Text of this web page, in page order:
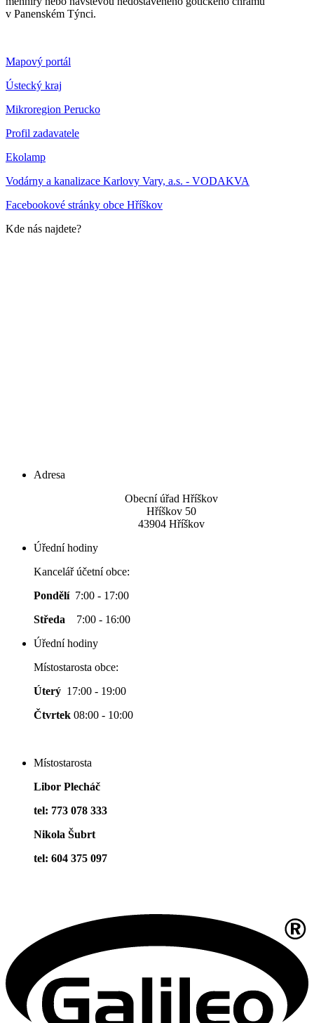
v Panenském Týnci.
Mapový portál
Ústecký kraj
Mikroregion Perucko
Profil zadavatele
Ekolamp
Vodárny a kanalizace Karlovy Vary, a.s. - VODAKVA
Facebookové stránky obce Hříškov
Kde nás najdete?
Adresa
Obecní úřad Hříškov
Hříškov 50
43904 Hříškov
Úřední hodiny
Kancelář účetní obce:
Pondělí 7:00 - 17:00
Středa 7:00 - 16:00
Úřední hodiny
Místostarosta obce:
Úterý 17:00 - 19:00
Čtvrtek 08:00 - 10:00
Místostarosta
Libor Plecháč
tel: 773 078 333
Nikola Šubrt
tel: 604 375 097